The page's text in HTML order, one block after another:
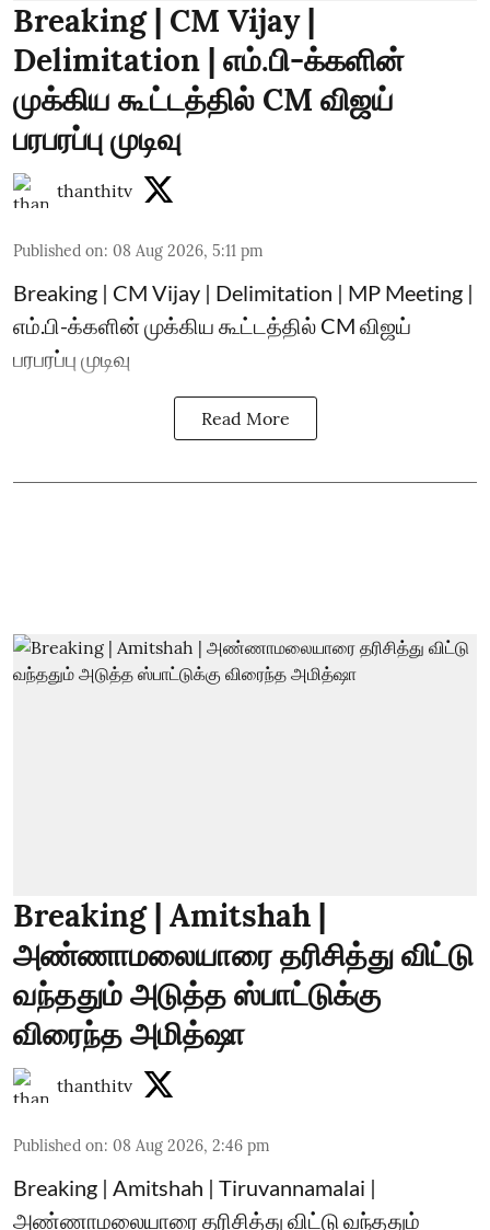
Breaking | CM Vijay |
Delimitation | எம்.பி-க்களின்
முக்கிய கூட்டத்தில் CM விஜய்
பரபரப்பு முடிவு
thanthitv
Published on: 08 Aug 2026, 5:11 pm
Breaking | CM Vijay | Delimitation | MP Meeting |
எம்.பி-க்களின் முக்கிய கூட்டத்தில் CM விஜய்
பரபரப்பு முடிவு
Read More
Breaking | Amitshah |
அண்ணாமலையாரை தரிசித்து விட்டு
வந்ததும் அடுத்த ஸ்பாட்டுக்கு
விரைந்த அமித்ஷா
thanthitv
Published on: 08 Aug 2026, 2:46 pm
Breaking | Amitshah | Tiruvannamalai |
அண்ணாமலையாரை தரிசித்து விட்டு வந்ததும்